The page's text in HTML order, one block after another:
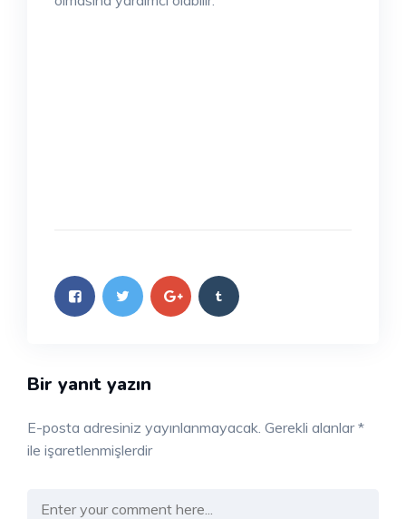
Bir yanıt yazın
E-posta adresiniz yayınlanmayacak. Gerekli alanlar*
ile işaretlenmişlerdir